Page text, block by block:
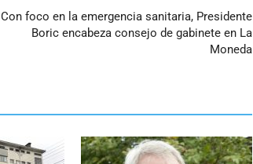
Con foco en la emergencia sanitaria, Presidente
Boric encabeza consejo de gabinete en La
Moneda